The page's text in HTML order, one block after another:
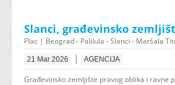
Slanci, građevinsko
Plac | Beograd - Palilula - Slanci - Maršala
21 Mar 2026 | AGENCIJA
Građevinsko zemljište pravog oblika i ravne